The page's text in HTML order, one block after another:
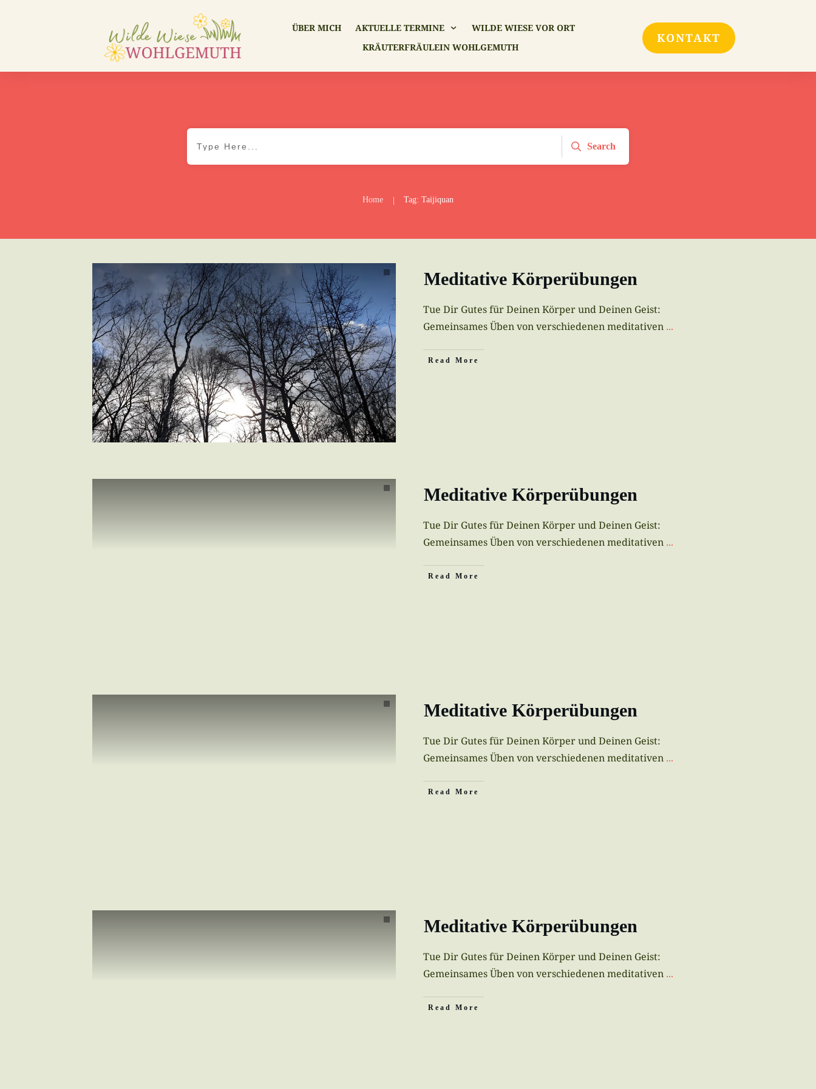
ÜBER MICH AKTUELLE TERMINE
WILDE WIESE VOR ORT
KRÄUTERFRÄULEIN WOHLGEMUTH
KONTAKT
Search
Home | Tag: Taijiquan
Meditative Körperübungen
Tue Dir Gutes für Deinen Körper und Deinen Geist:
Gemeinsames Üben von verschiedenen meditativen ...
Read More
Meditative Körperübungen
Tue Dir Gutes für Deinen Körper und Deinen Geist:
Gemeinsames Üben von verschiedenen meditativen ...
Read More
Meditative Körperübungen
Tue Dir Gutes für Deinen Körper und Deinen Geist:
Gemeinsames Üben von verschiedenen meditativen ...
Read More
Meditative Körperübungen
Tue Dir Gutes für Deinen Körper und Deinen Geist:
Gemeinsames Üben von verschiedenen meditativen ...
Read More